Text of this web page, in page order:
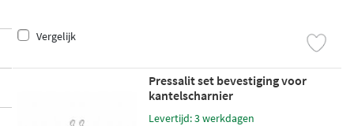
Vergelijk
Pressalit set bevestiging voor
kantelscharnier
Levertijd: 3 werkdagen